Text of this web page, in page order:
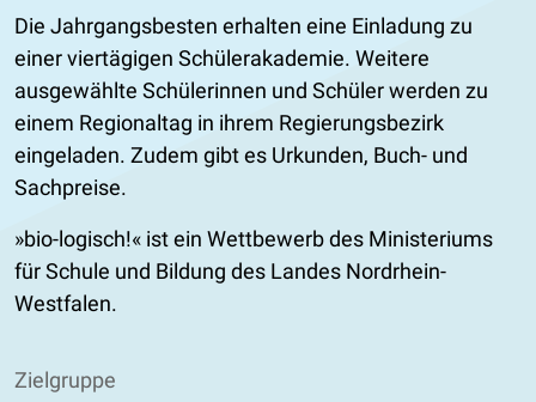
Die Jahrgangsbesten erhalten eine Einladung zu
einer viertägigen Schülerakademie. Weitere
ausgewählte Schülerinnen und Schüler werden zu
einem Regionaltag in ihrem Regierungsbezirk
eingeladen. Zudem gibt es Urkunden, Buch- und
Sachpreise.
bio-logisch!
ist ein Wettbewerb des Ministeriums
für Schule und Bildung des Landes Nordrhein-
Westfalen.
Zielgruppe